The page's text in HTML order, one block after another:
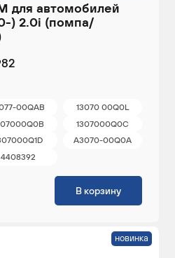
для автомобилей
) 2.0i (помпа/
00QAB
13070 00Q0L
1307000Q0C
A3070-00Q0A
4408392
В корзину
новинка